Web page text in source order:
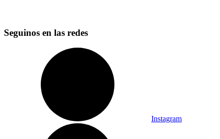
Seguinos en las redes
Instagram